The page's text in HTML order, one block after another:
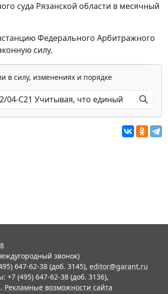
суда Рязанской области в месячный
Федерального Арбитражного
силу.
в силу, изменениях и порядке
звонок)
647-62-38 (доб. 3145), editor@garant.ru
+7 (495) 647-62-38 (доб. 3136),
. Рекламные возможности сайта